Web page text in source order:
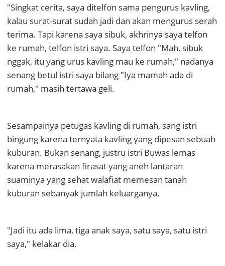
"Singkat cerita, saya ditelfon sama pengurus kavling,
kalau surat-surat sudah jadi dan akan mengurus serah
terima. Tapi karena saya sibuk, akhrinya saya telfon
ke rumah, telfon istri saya. Saya telfon "Mah, sibuk
nggak, itu yang urus kavling mau ke rumah," nadanya
senang betul istri saya bilang "Iya mamah ada di
rumah," masih tertawa geli.
Sesampainya petugas kavling di rumah, sang istri
bingung karena ternyata kavling yang dipesan sebuah
kuburan. Bukan senang, justru istri Buwas lemas
karena merasakan firasat yang aneh lantaran
suaminya yang sehat walafiat memesan tanah
kuburan sebanyak jumlah keluarganya.
"Jadi itu ada lima, tiga anak saya, satu saya, satu istri
saya," kelakar dia.